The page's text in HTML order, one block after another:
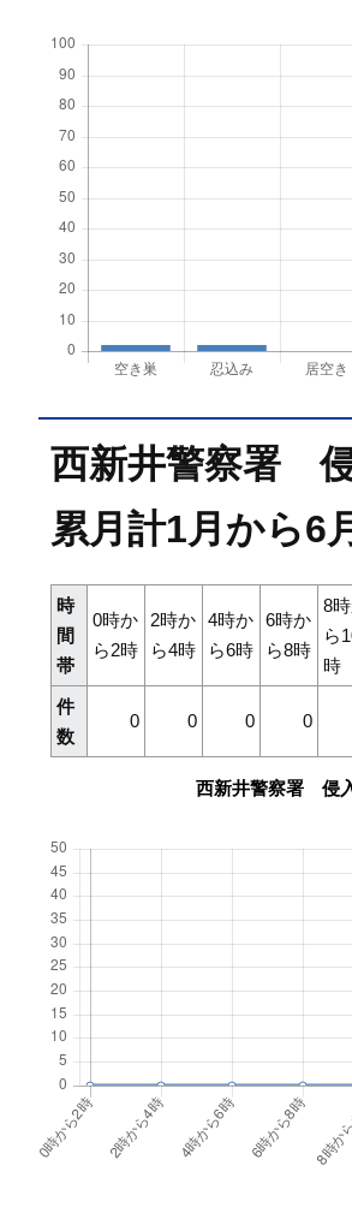
西新井警察署
累月計1月から6
時
間
帯
0時か
ら2時
2時か
ら4時
4時か
ら6時
6時か
ら8時
8
ら
時
件
数
0 0 0 0